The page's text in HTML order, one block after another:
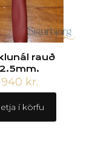
rauð
2.5mm.
940 kr.
í körfu